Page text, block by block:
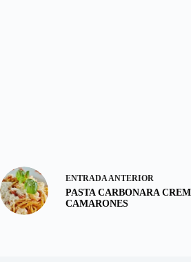
ENTRADAANTERIOR
PASTA CARBONARA
CAMARONES